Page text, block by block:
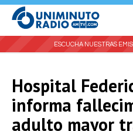
ESCUCHA NUESTRAS
Hospital
informa
adulto mayor